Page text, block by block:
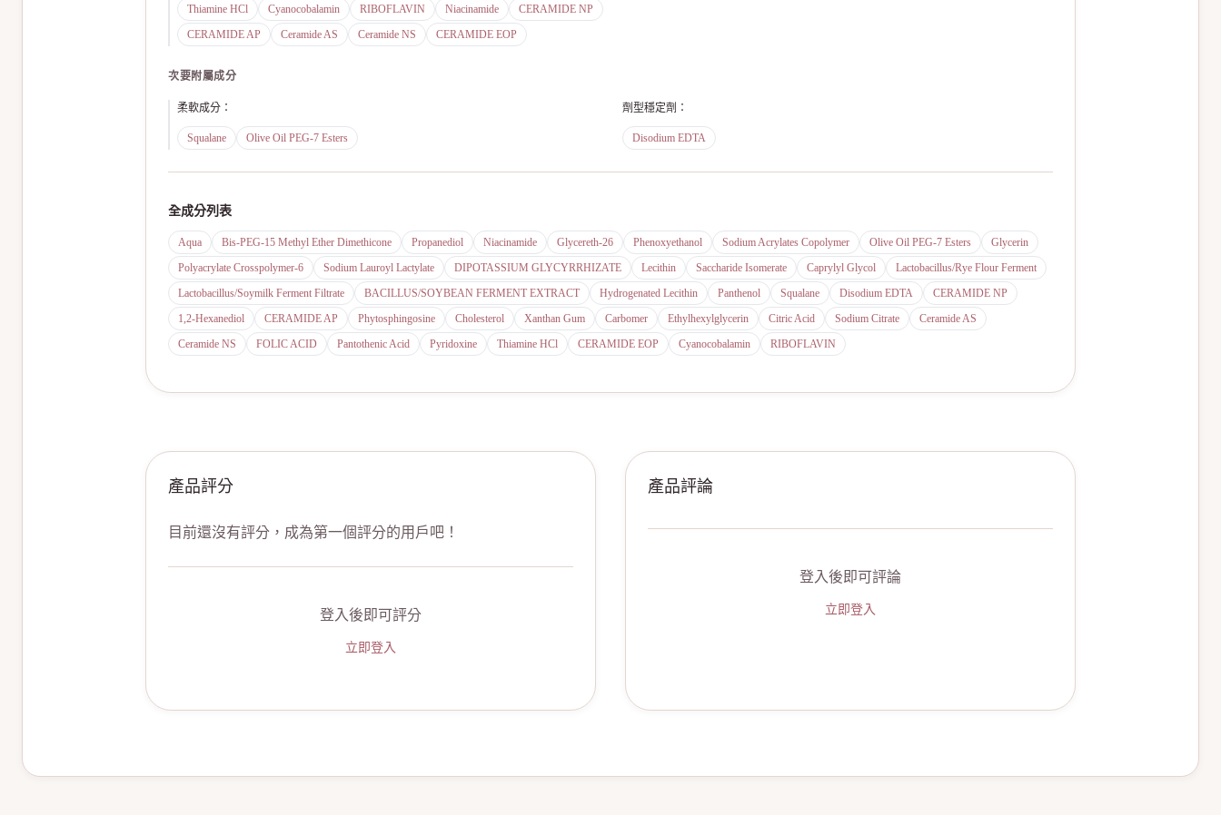
Thiamine HCl
Cyanocobalamin RIBOFLAVIN Niacinamide
CERAMIDE NP
CERAMIDE AP
Ceramide AS Ceramide NS CERAMIDE EOP
次要附屬成分
柔軟成分 ：
Squalane Olive Oil PEG-7 Esters
劑型穩定劑 ：
Disodium EDTA
全成分列表
Aqua Bis-PEG-15 Methyl Ether Dimethicone Propanediol Niacinamide Glycereth-26 Phenoxyethanol Sodium Acrylates Copolymer Olive Oil PEG-7 Esters
Glycerin
Polyacrylate Crosspolymer-6
Sodium Lauroyl Lactylate DIPOTASSIUM GLYCYRRHIZATE Lecithin Saccharide Isomerate Caprylyl Glycol
Lactobacillus/Rye Flour Ferment
Lactobacillus/Soymilk Ferment Filtrate
BACILLUS/SOYBEAN FERMENT EXTRACT Hydrogenated Lecithin Panthenol Squalane Disodium EDTA
CERAMIDE NP
1,2-Hexanediol
CERAMIDE AP Phytosphingosine Cholesterol Xanthan Gum Carbomer Ethylhexylglycerin Citric Acid Sodium Citrate
Ceramide AS
Ceramide NS
FOLIC ACID Pantothenic Acid Pyridoxine Thiamine HCl CERAMIDE EOP Cyanocobalamin RIBOFLAVIN
產品評分
目前還沒有評分，成為第一個評分的用戶吧！
登入後即可評分
立即登入
產品評論
登入後即可評論
立即登入